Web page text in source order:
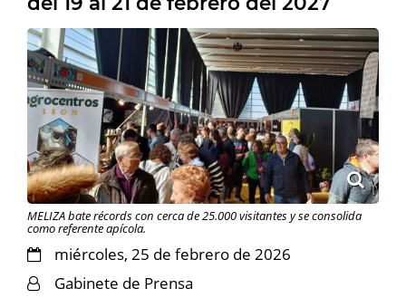
MELIZA bate récords con cerca de 25.000 visitantes y se consolida
como referente apícola.
miércoles, 25 de febrero de 2026
Gabinete de Prensa